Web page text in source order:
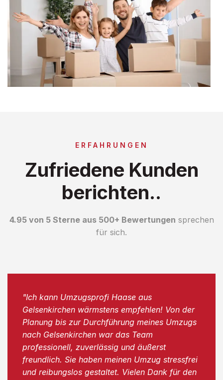
ERFAHRUNGEN
Zufriedene Kunden
berichten..
4.95 von 5 Sterne aus 500+ Bewertungen sprechen
für sich.
"Ich kann Umzugsprofi Haase aus
Gelsenkirchen wärmstens empfehlen! Von der
Planung bis zur Durchführung meines Umzugs
nach Gelsenkirchen war das Team
professionell, zuverlässig und äußerst
freundlich. Sie haben meinen Umzug stressfrei
und reibungslos gestaltet. Vielen Dank für den